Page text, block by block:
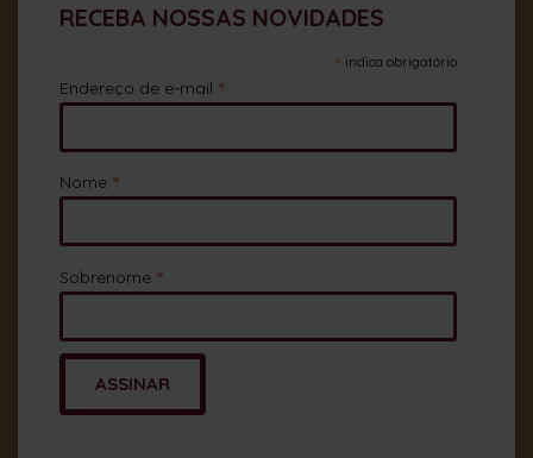
RECEBA NOSSAS NOVIDADES
* indica obrigatório
Endereço de e-mail *
Nome *
Sobrenome *